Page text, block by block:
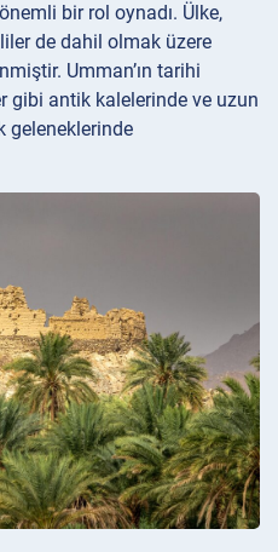
bir rol oynadı. Ülke,
de dahil olmak üzere
Umman’ın tarihi
gibi antik kalelerinde ve uzun
geleneklerinde